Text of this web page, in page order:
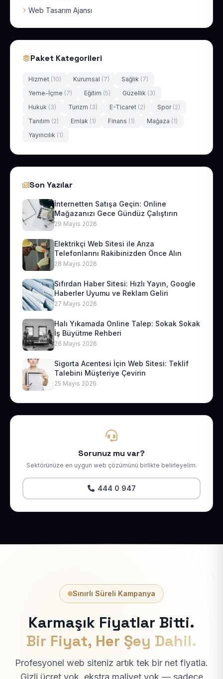
Web Tasarım Ajansı
Paket Kategorileri
Hizmet (10) Kurumsal (7) Sağlık (7)
Yeme-İçme (7) Eğitim (5) Güzellik (3)
Hukuk (3) Turizm (3) E-Ticaret (2) Spor (2)
Tanıtım (2) Emlak (1) Finans (1) Mağaza (1)
Yayıncılık (1)
Son Yazılar
İnternetten Satışa Geçin: Online
Mağazanızı Gece Gündüz Çalıştırın
29 Mayıs 2026
Elektrikçi Web Sitesi ile Arıza
Telefonlarını Rakibinizden Önce Alın
28 Mayıs 2026
Sıfırdan Haber Sitesi: Hızlı Yayın, Google
Haberler Uyumu ve Reklam Geliri
27 Mayıs 2026
Halı Yıkamada Online Talep: Sokak Sokak
İş Büyütme Rehberi
26 Mayıs 2026
Sigorta Acentesi İçin Web Sitesi: Teklif
Talebini Müşteriye Çevirin
25 Mayıs 2026
Sorunuz mu var?
Sektörünüze en uygun web çözümünü birlikte belirleyelim.
444 0 947
Sınırlı Süreli Kampanya
Karmaşık Fiyatlar Bitti.
Bir Fiyat, Her Şey Dahil.
Profesyonel web siteniz artık tek bir net fiyatla.
Gizli ücret yok, ekstra maliyet yok — sadece